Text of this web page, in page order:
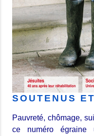
SOUTENUS
Pauvreté, chômage,
ce numéro égraine